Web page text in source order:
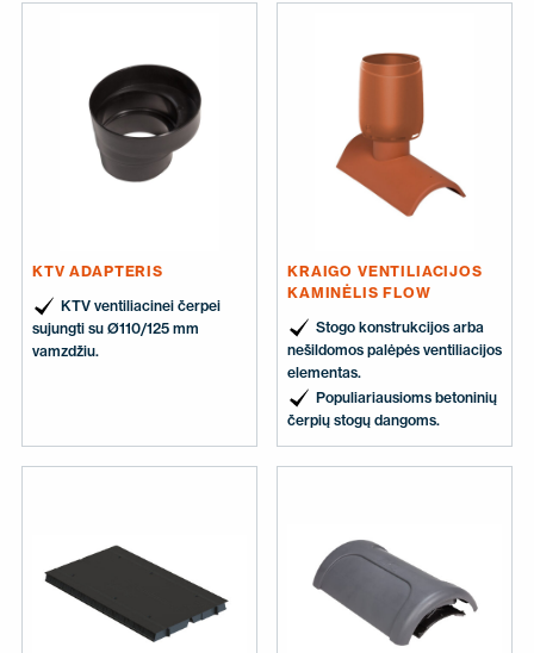
KTV ADAPTERIS
KTV ventiliacinei čerpei
sujungti su Ø110/125 mm
vamzdžiu.
KRAIGO VENTILIACIJOS
KAMINĖLIS FLOW
Stogo konstrukcijos arba
nešildomos palėpės ventiliacijos
elementas.
Populiariausioms betoninių
čerpių stogų dangoms.